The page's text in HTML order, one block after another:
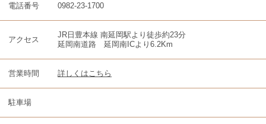
電話番号 0982-23-1700
アクセス
JR日豊本線 南延岡駅より徒歩約23分
延岡南道路 延岡南ICより6.2Km
営業時間 詳しくはこちら
駐車場